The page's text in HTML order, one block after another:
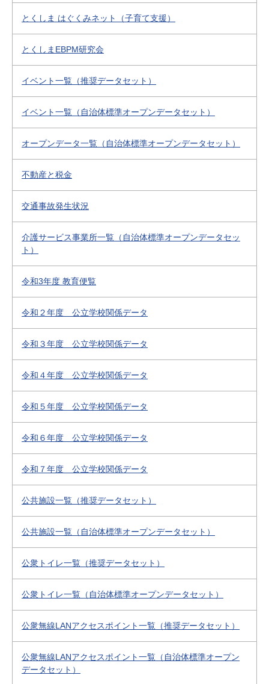
とくしま はぐくみネット（子育て支援）
とくしまEBPM研究会
イベント一覧（推奨データセット）
イベント一覧（自治体標準オープンデータセット）
オープンデータ一覧（自治体標準オープンデータセット）
不動産と税金
交通事故発生状況
介護サービス事業所一覧（自治体標準オープンデータセッ
ト）
令和3年度 教育便覧
令和２年度 公立学校関係データ
令和３年度 公立学校関係データ
令和４年度 公立学校関係データ
令和５年度 公立学校関係データ
令和６年度 公立学校関係データ
令和７年度 公立学校関係データ
公共施設一覧（推奨データセット）
公共施設一覧（自治体標準オープンデータセット）
公衆トイレ一覧（推奨データセット）
公衆トイレ一覧（自治体標準オープンデータセット）
公衆無線LANアクセスポイント一覧（推奨データセット）
公衆無線LANアクセスポイント一覧（自治体標準オープン
データセット）